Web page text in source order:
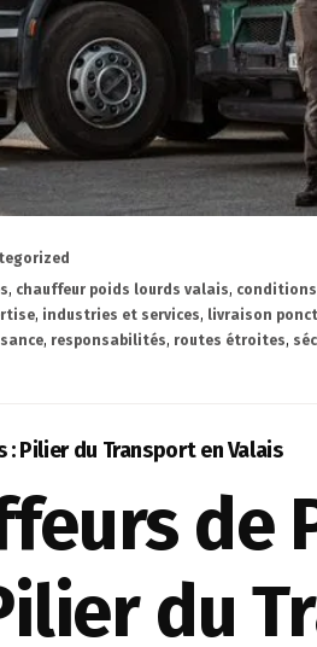
, chauffeur poids lourds valais,
, industries et services, livraison
, responsabilités, routes étroites,
: Pilier du Transport en Valais
de
du